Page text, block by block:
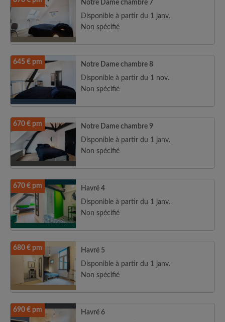
Notre Dame chambre 7
Disponible à partir du 1 janv.
Non spécifié
645 € pm
Notre Dame chambre 8
Disponible à partir du 1 nov.
Non spécifié
670 € pm
Notre Dame chambre 9
Disponible à partir du 1 janv.
Non spécifié
670 € pm
Havré 4
Disponible à partir du 1 janv.
Non spécifié
680 € pm
Havré 5
Disponible à partir du 1 janv.
Non spécifié
690 € pm
Havré 6